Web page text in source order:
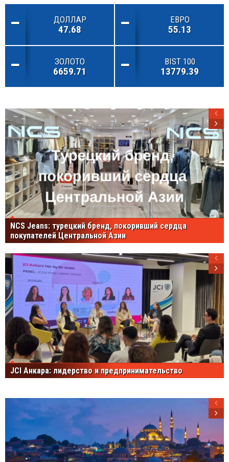
ДОЛЛАР
47.68
ЕВРО
55.13
ЗОЛОТО
6659.71
BIST 100
13779.39
NCS Jeans: турецкий бренд, покоривший сердца
покупателей Центральной Азии
JCI Анкара: лидерство и предпринимательство